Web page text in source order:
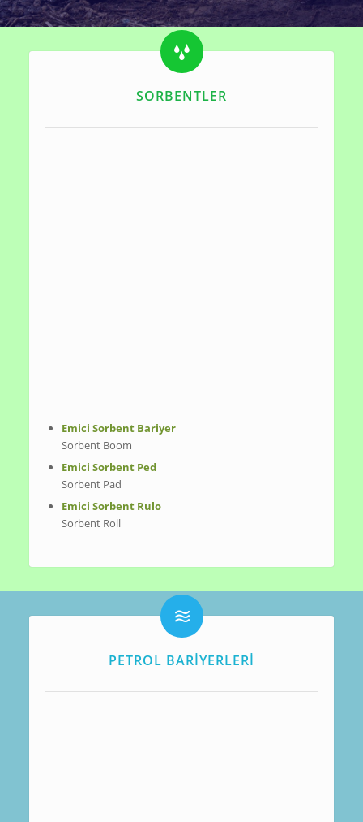
SORBENTLER
Emici Sorbent Bariyer
Sorbent Boom
Emici Sorbent Ped
Sorbent Pad
Emici Sorbent Rulo
Sorbent Roll
PETROL BARİYERLERİ